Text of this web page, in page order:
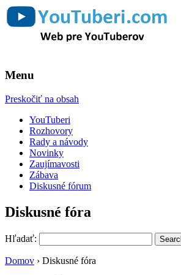
YouTuberi.com
Web pre YouTuberov
Menu
Preskočiť na obsah
YouTuberi
Rozhovory
Rady a návody
Novinky
Zaujímavosti
Zábava
Diskusné fórum
Diskusné fóra
Hľadať:
Domov › Diskusné fóra